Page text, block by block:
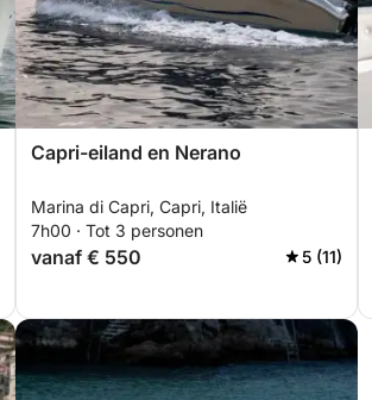
Capri-eiland en Nerano
Marina di Capri, Capri, Italië
7h00 · Tot 3 personen
vanaf € 550 5 (11)